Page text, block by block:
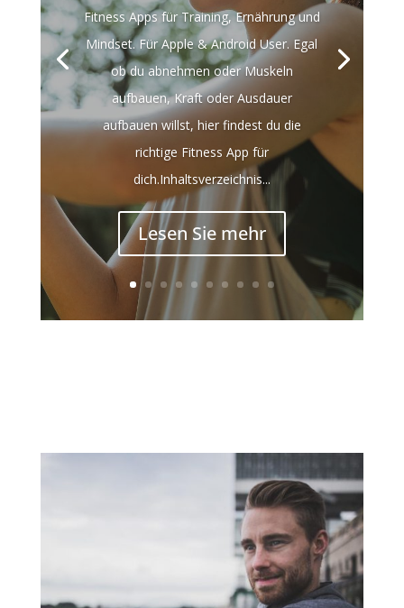
Fitness Apps für Training, Ernährung und
Mindset. Für Apple & Android User. Egal
ob du abnehmen oder Muskeln
aufbauen, Kraft oder Ausdauer
aufbauen willst, hier findest du die
richtige Fitness App für
dich.Inhaltsverzeichnis...
Lesen Sie mehr